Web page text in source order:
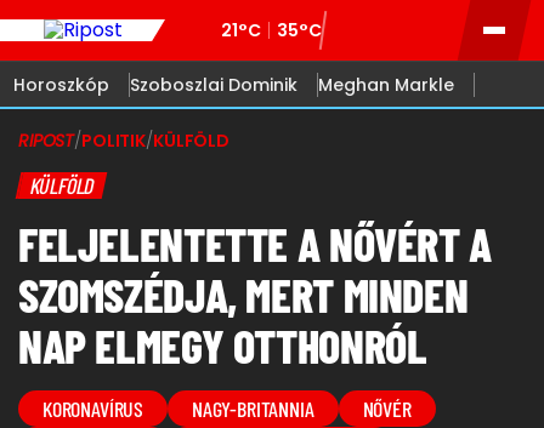
21°C 35°C
Horoszkóp Szoboszlai Dominik Meghan Markle
RIPOST/POLITIK/KÜLFÖLD
KÜLFÖLD
FELJELENTETTE A NŐVÉRT A
SZOMSZÉDJA, MERT MINDEN
NAP ELMEGY OTTHONRÓL
KORONAVÍRUS NAGY-BRITANNIA
NŐVÉR